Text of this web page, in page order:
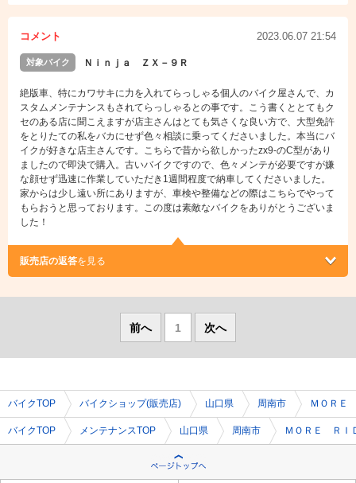
コメント 2023.06.07 21:54
対象バイク Ｎｉｎｊａ ＺＸ－９Ｒ
絶版車、特にカワサキに力を入れてらっしゃる個人のバイク屋さんで、カ
スタムメンテナンスもされてらっしゃるとの事です。こう書くととてもク
セのある店に聞こえますが店主さんはとても気さくな良い方で、大型免許
をとりたての私をバカにせず色々相談に乗ってくださいました。本当にバ
イクが好きな店主さんです。こちらで昔から欲しかったzx9-のC型があり
ましたので即決で購入。古いバイクですので、色々メンテが必要ですが嫌
な顔せず迅速に作業していただき1週間程度で納車してくださいました。
家からは少し遠い所にありますが、車検や整備などの際はこちらでやって
もらおうと思っております。この度は素敵なバイクをありがとうございま
した！
販売店の返答を見る
前へ 1 次へ
バイクTOP バイクショップ(販売店) 山口県 周南市 ＭＯＲＥ
バイクTOP メンテナンスTOP 山口県 周南市 ＭＯＲＥ ＲＩ